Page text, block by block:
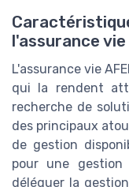
l'assurance vie
L'assurance vie
qui la rendent
recherche de
des principaux
de gestion
pour une
déléguer la